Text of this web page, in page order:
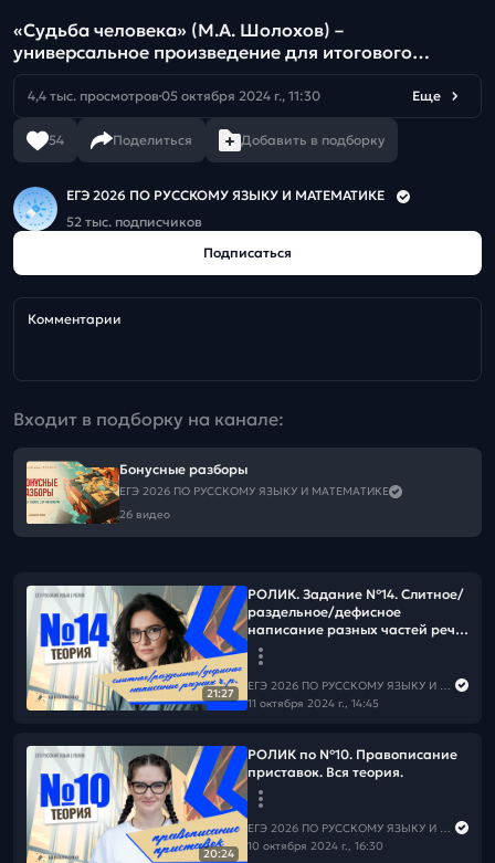
«Судьба человека» (М.А. Шолохов) –
универсальное произведение для итогового
сочинения.
4,4 тыс. просмотров 05 октября 2024 г., 11:30 Еще
54 Поделиться Добавить в подборку
ЕГЭ 2026 ПО РУССКОМУ ЯЗЫКУ И МАТЕМАТИКЕ
52 тыс. подписчиков
Подписаться
Комментарии
Входит в подборку на канале:
Бонусные разборы
ЕГЭ 2026 ПО РУССКОМУ ЯЗЫКУ И МАТЕМАТИКЕ
26 видео
21:27
РОЛИК. Задание №14. Слитное/
раздельное/дефисное
написание разных частей речи.
Теория.
ЕГЭ 2026 ПО РУССКОМУ ЯЗЫКУ И МАТЕМАТИКЕ
11 октября 2024 г., 14:45
20:24
РОЛИК по №10. Правописание
приставок. Вся теория.
ЕГЭ 2026 ПО РУССКОМУ ЯЗЫКУ И МАТЕМАТИКЕ
10 октября 2024 г., 16:30